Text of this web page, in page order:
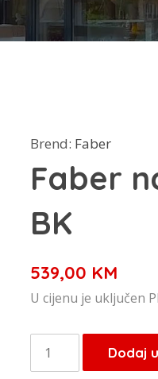
Brend: Faber
Faber
BK
539,00 KM
U cijenu je uključen
Faber
napa
Dodaj